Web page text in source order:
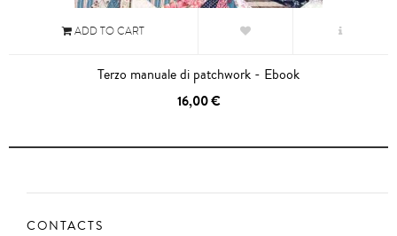
ADD TO CART
Terzo manuale di patchwork - Ebook
16,00 €
CONTACTS